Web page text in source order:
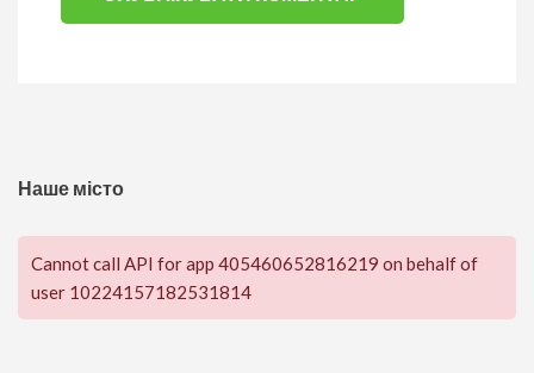
Наше місто
Cannot call API for app 405460652816219 on behalf of
user 10224157182531814